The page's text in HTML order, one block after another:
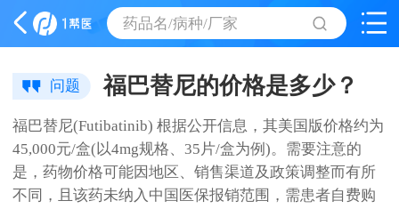
药品名/病种/厂家
问题 福巴替尼的价格是多少？
福巴替尼​(Futibatinib) 根据公开信息，其美国版价格约为
45,000元/盒(以4mg规格、35片/盒为例)。需要注意的
是，药物价格可能因地区、销售渠道及政策调整而有所
不同，且该药未纳入中国医保报销范围，需患者自费购